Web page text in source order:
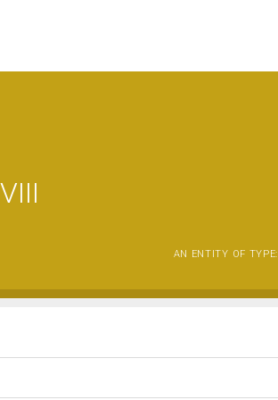
AN ENTITY OF TYPE: